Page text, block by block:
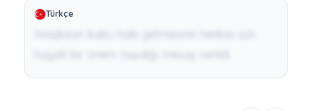
Türkçe
Ateşkesin kalıcı hale gelmesinin herkes için
hayati bir önem taşıdığı mesajı verildi.